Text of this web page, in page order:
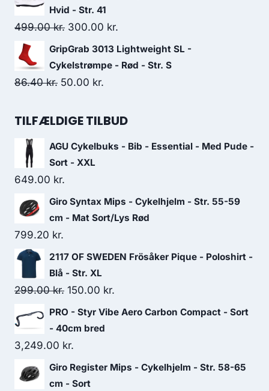
was:
800.00 kr..
Hvid - Str. 41
499.00kr. Original
price
was:
499.00 kr..
300.00 kr.
price
is:
GripGrab 3013 Lightweight SL -
Cykelstrømpe - Rød - Str. S
86.40kr. Original
was:
50.00 kr.
is:
TILFÆLDIGE TILBUD
AGU Cykelbuks - Bib - Essential - Med Pude -
Sort - XXL
649.00 kr.
Giro Syntax Mips - Cykelhjelm - Str. 55-59
cm - Mat Sort/Lys Rød
799.20 kr.
2117 OF SWEDEN Frösåker Pique - Poloshirt -
Blå - Str. XL
299.00kr. Original
price
was:
299.00 kr..
150.00 kr.
price
PRO - Styr Vibe Aero Carbon Compact - Sort
- 40cm bred
3,249.00 kr.
Giro Register Mips - Cykelhjelm - Str. 58-65
cm - Sort